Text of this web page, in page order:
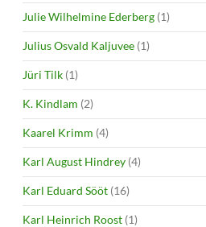
Julie Wilhelmine Ederberg (1)
Julius Osvald Kaljuvee (1)
Jüri Tilk (1)
K. Kindlam (2)
Kaarel Krimm (4)
Karl August Hindrey (4)
Karl Eduard Sööt (16)
Karl Heinrich Roost (1)